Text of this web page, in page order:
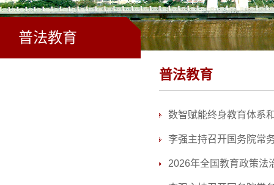
普法教育
普法教育
数智赋能终身教育体系
李强主持召开国务院常
2026年全国教育政策法